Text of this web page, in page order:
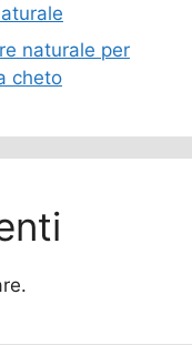
naturale per
cheto